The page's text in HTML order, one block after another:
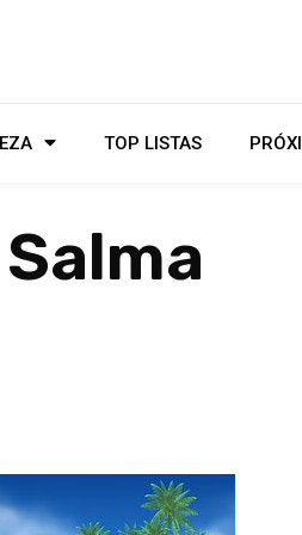
TOP LISTAS